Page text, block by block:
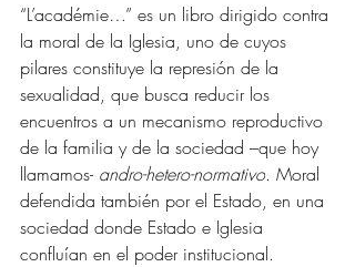
“L’académie…” es un libro dirigido contra
la moral de la Iglesia, uno de cuyos
pilares constituye la represión de la
sexualidad, que busca reducir los
encuentros a un mecanismo reproductivo
de la familia y de la sociedad –que hoy
llamamos- andro-hetero-normativo. Moral
defendida también por el Estado, en una
sociedad donde Estado e Iglesia
confluían en el poder institucional.